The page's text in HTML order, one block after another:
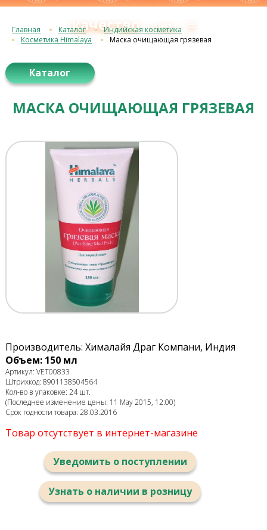
качествос 1993 г.≡
Главная Каталог
Индийская косметика
Косметика Himalaya
Маска очищающая грязевая
Каталог
МАСКА ОЧИЩАЮЩАЯ ГРЯЗЕВАЯ
Производитель: Хималайя Драг Компани, Индия
Объем: 150 мл
Артикул: VET00833
Штрихкод: 8901138504564
Кол-во в упаковке: 24 шт.
(Последнее изменение цены: 11 May 2015, 12:00)
Срок годности товара: 28.03.2016
Товар отсутствует в интернет-магазине
Уведомить о поступлении
Узнать о наличии в розницу